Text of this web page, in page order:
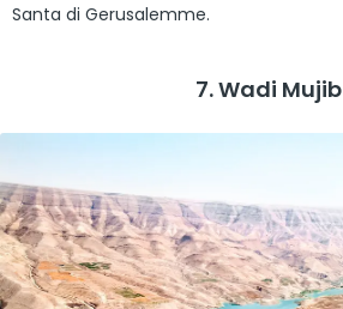
Santa di Gerusalemme.
7. Wadi Mujib